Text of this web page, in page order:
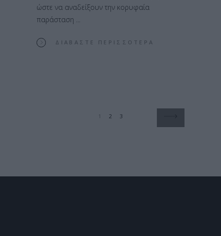
ώστε να αναδείξουν την κορυφαία
παράσταση
ΔΙΑΒΆΣΤΕ ΠΕΡΙΣΣΌΤΕΡΑ
1 2 3